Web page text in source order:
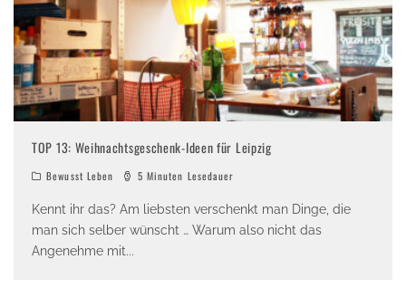
TOP 13: Weihnachtsgeschenk-Ideen für Leipzig
Bewusst Leben 5 Minuten Lesedauer
Kennt ihr das? Am liebsten verschenkt man Dinge, die
man sich selber wünscht … Warum also nicht das
Angenehme mit...